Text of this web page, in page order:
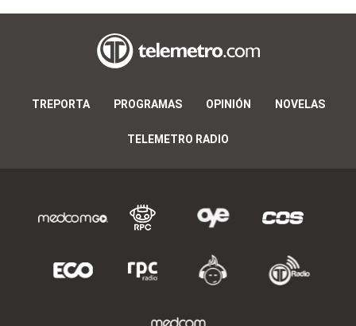
TREPORTA PROGRAMAS OPINIÓN NOVELAS
TELEMETRO RADIO